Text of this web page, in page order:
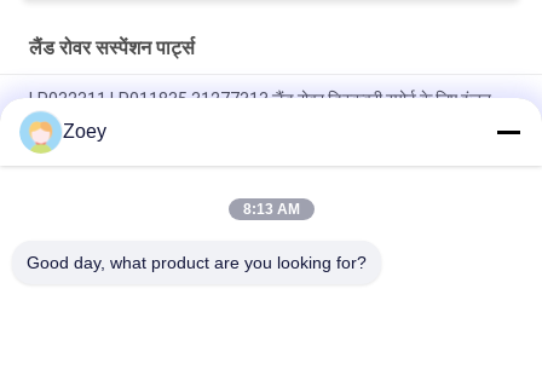
लैंड रोवर सस्पेंशन पार्ट्स
LR032311 LR011835 31277313 लैंड रोवर डिस्कवरी स्पोर्ट के लिए इंजन
माउंट
OEM LR092039 IAF500021 TRANSMISSION MOUNT FOR LAND
Zoey
8:13 AM
Good day, what product are you looking for?